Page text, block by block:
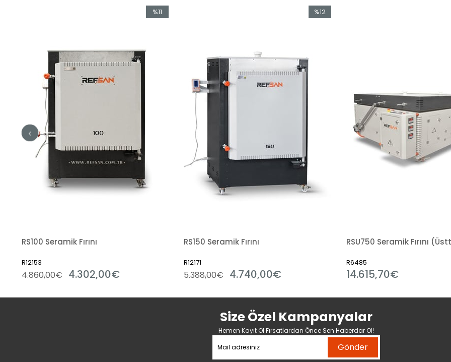
RS100 Seramik Fırını
R12153
4.302,00€
4.860,00€
%11
RS150 Seramik Fırını
R12171
4.740,00€
5.388,00€
%12
R6485
14.615,70€
Size Özel Kampanyalar
Hemen Kayıt Ol Fırsatlardan Önce Sen Haberdar Ol!
Gönder